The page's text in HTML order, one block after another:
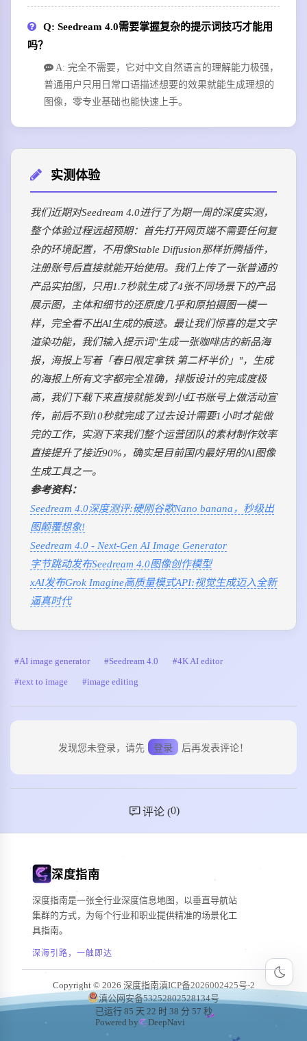
Q: Seedream 4.0需要掌握复杂的提示词技巧才能用
吗？
A: 完全不需要，它对中文自然语言的理解能力极强，
普通用户只用日常口语描述想要的效果就能生成理想的
图像，零专业基础也能快速上手。
实测体验
我们近期对Seedream 4.0进行了为期一周的深度实测，
整个体验过程远超预期：首先打开网页端不需要任何复
杂的环境配置，不用像Stable Diffusion那样折腾插件，
注册账号后直接就能开始使用。我们上传了一张普通的
产品实拍图，只用1.7秒就生成了4张不同场景下的产品
展示图，主体和细节的还原度几乎和原拍摄图一模一
样，完全看不出AI生成的痕迹。最让我们惊喜的是文字
渲染功能，我们输入提示词"生成一张咖啡店的新品海
报，海报上写着「春日限定拿铁 第二杯半价」"，生成
的海报上所有文字都完全准确，排版设计的完成度极
高，我们下载下来直接就能发到小红书账号上做活动宣
传，前后不到10秒就完成了过去设计需要1小时才能做
完的工作，实测下来我们整个运营团队的素材制作效率
直接提升了接近90%，确实是目前国内最好用的AI图像
生成工具之一。
参考资料：
Seedream 4.0深度测评:硬刚谷歌Nano banana，秒级出
图颠覆想象!
Seedream 4.0 - Next-Gen AI Image Generator
字节跳动发布Seedream 4.0图像创作模型
xAI发布Grok Imagine高质量模式API:视觉生成迈入全新
逼真时代
AI image generator Seedream 4.0
4K AI editor
text to image
image editing
发现您未登录，请先 登录 后再发表评论！
评论 (0)
深度指南
深度指南是一张全行业深度信息地图，以垂直导航站
集群的方式，为每个行业和职业提供精准的场景化工
具指南。
深海引路，一触即达
Copyright © 2026 深度指南滇ICP备2026002425号-2
滇公网安备53252802528134号
已运行 85 天 22 时 38 分 58 秒
Powered by
DeepNavi